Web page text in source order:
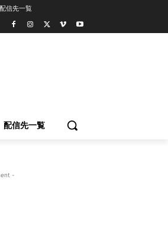
配信先一覧
配信先一覧
-